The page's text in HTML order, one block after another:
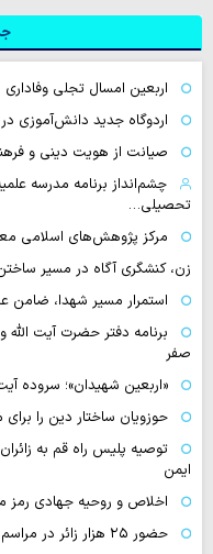
اربعین امسال تجلی
اردوگاه جدید دانش‌آموزی
صیانت از هویت دینی و
چشم‌انداز برنامه مدرسه
تحصیلی…
مرکز پژوهش‌های اسلامی
زن، کنشگری آگاه در مسیر
استمرار مسیر شهدا، ضامن
برنامه دفتر حضرت آیت الله
صفر
«اربعین شهیدان»؛ سروده
حوزویان ساختار دین را
توصیه پلیس راه قم به
ایمن
اخلاص و روحیه جهادی رمز
حضور ۲۵ هزار زائر در مراسم جاماندگان اربعین حسینی در کربلای ایران